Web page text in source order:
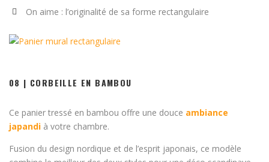
On aime : l’originalité de sa forme rectangulaire
08 | CORBEILLE EN BAMBOU
Ce panier tressé en bambou offre une douce ambiance
japandi à votre chambre.
Fusion du design nordique et de l’esprit japonais, ce modèle